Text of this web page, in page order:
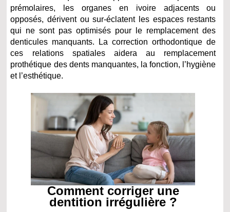
prémolaires, les organes en ivoire adjacents ou
opposés, dérivent ou sur-éclatent les espaces restants
qui ne sont pas optimisés pour le remplacement des
denticules manquants. La correction orthodontique de
ces relations spatiales aidera au remplacement
prothétique des dents manquantes, la fonction, l’hygiène
et l’esthétique.
Comment corriger une
dentition irrégulière ?